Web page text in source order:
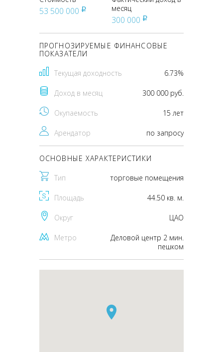
53 500 000 pуб
месяц
300 000 pуб
ПРОГНОЗИРУЕМЫЕ ФИНАНСОВЫЕ
ПОКАЗАТЕЛИ
Текущая доходность 6.73%
Доход в месяц 300 000 руб.
Окупаемость 15 лет
Арендатор по запросу
ОСНОВНЫЕ ХАРАКТЕРИСТИКИ
Тип торговые помещения
Площадь 44.50 кв. м.
Округ ЦАО
Метро
Деловой центр 2 мин.
пешком